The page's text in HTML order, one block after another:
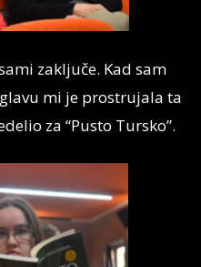
zaključe. Kad sam
mi je prostrujala ta
za “Pusto Tursko”.